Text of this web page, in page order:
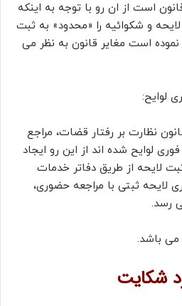
است از ان رو با توجه به اینکه
لایحه و شکوائیه را «محدود» به ثبت
نموده است مغایر قانون به نظر می
لوایح:
بند ۳ ماده ۱۶ قانون نظارت بر رفتار قضات، مراجع
لوایح شده اند از این رو ایجاد
لایحه از طریق دفاتر خدمات
لایحه ثبتی با مراجعه حضوری،
رسد.
می باشد.
شکایت